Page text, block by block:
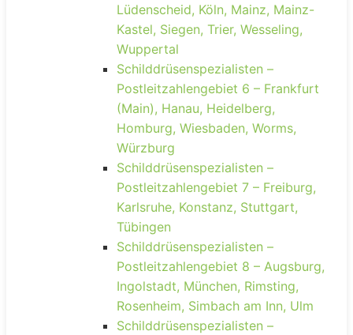
Lüdenscheid, Köln, Mainz, Mainz-
Kastel, Siegen, Trier, Wesseling,
Wuppertal
Schilddrüsenspezialisten –
Postleitzahlengebiet 6 – Frankfurt
(Main), Hanau, Heidelberg,
Homburg, Wiesbaden, Worms,
Würzburg
Schilddrüsenspezialisten –
Postleitzahlengebiet 7 – Freiburg,
Karlsruhe, Konstanz, Stuttgart,
Tübingen
Schilddrüsenspezialisten –
Postleitzahlengebiet 8 – Augsburg,
Ingolstadt, München, Rimsting,
Rosenheim, Simbach am Inn, Ulm
Schilddrüsenspezialisten –